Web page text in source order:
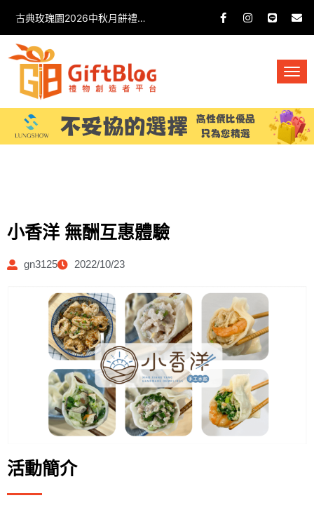
古典玫瑰園2026中秋月餅禮盒開箱分享 / 餐飲門市下午茶 體驗分享
小香洋 無酬互惠體驗
gn3125 2022/10/23
活動簡介